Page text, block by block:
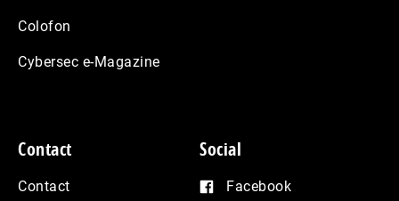
Colofon
Cybersec e-Magazine
Contact
Contact
Social
Facebook